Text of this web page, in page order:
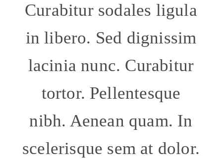
Curabitur sodales ligula
in libero. Sed dignissim
lacinia nunc. Curabitur
tortor. Pellentesque
nibh. Aenean quam. In
scelerisque sem at dolor.